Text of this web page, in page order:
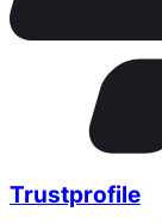
Trustprofile